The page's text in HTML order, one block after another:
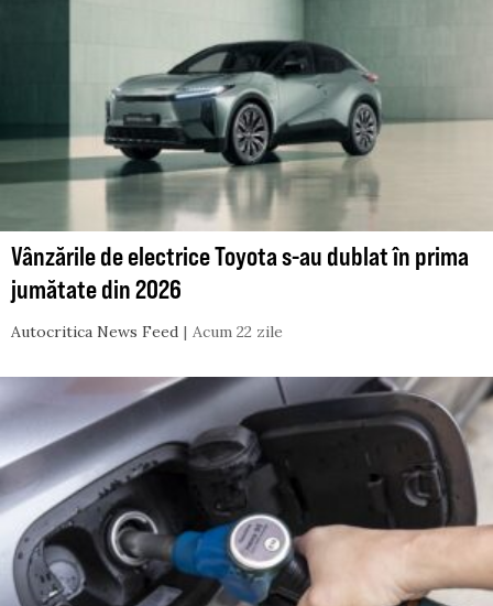
Vânzările de electrice Toyota s-au dublat în prima
jumătate din 2026
Autocritica News Feed Acum 22 zile